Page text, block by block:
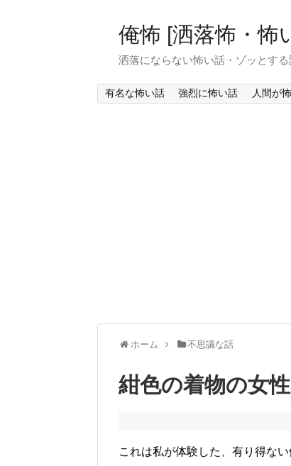
俺怖 [洒落怖・怖
洒落にならない怖い話・ゾッとする
有名な怖い話 強烈に怖い話 人間が
ホーム 不思議な話
紺色の着物の女性
これは私が体験した、有り得ない